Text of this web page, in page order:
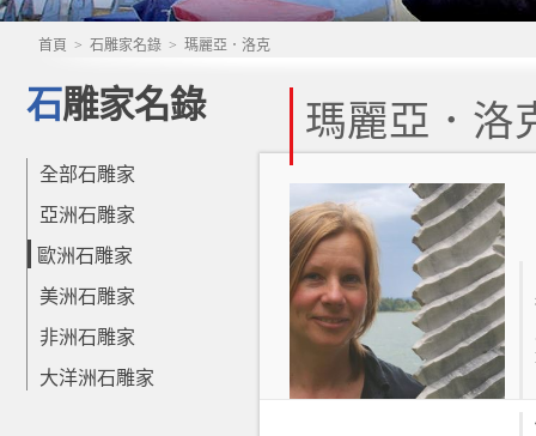
首頁 > 石雕家名錄 > 瑪麗亞．洛克
石雕家名錄
全部石雕家
亞洲石雕家
歐洲石雕家
美洲石雕家
非洲石雕家
大洋洲石雕家
瑪麗亞．洛